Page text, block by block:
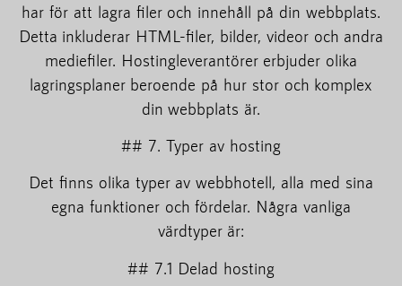
har för att lagra filer och innehåll på din webbplats.
Detta inkluderar HTML-filer, bilder, videor och andra
mediefiler. Hostingleverantörer erbjuder olika
lagringsplaner beroende på hur stor och komplex
din webbplats är.
## 7. Typer av hosting
Det finns olika typer av webbhotell, alla med sina
egna funktioner och fördelar. Några vanliga
värdtyper är:
## 7.1 Delad hosting